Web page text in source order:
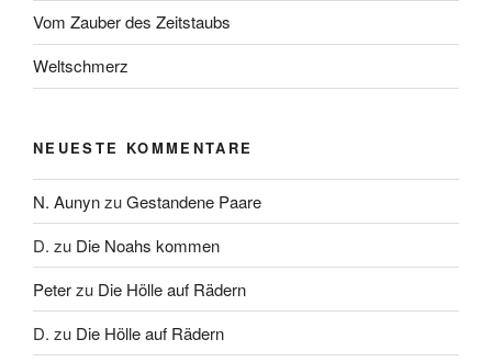
Vom Zauber des Zeitstaubs
Weltschmerz
NEUESTE KOMMENTARE
N. AunynzuGestandene Paare
D. zu Die Noahs kommen
Peterzu Die Hölle auf Rädern
D. zu Die Hölle auf Rädern